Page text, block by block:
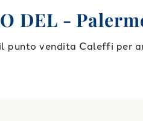
DEL -
il punto vendita Caleffi